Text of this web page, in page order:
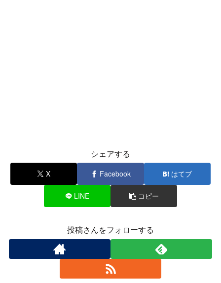
シェアする
X Facebook はてブ
LINE コピー
投稿さんをフォローする